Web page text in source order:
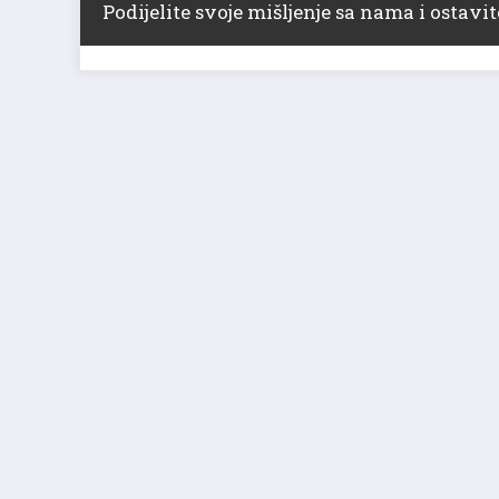
Podijelite svoje mišljenje sa nama i